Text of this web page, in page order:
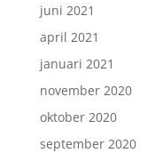
juni 2021
april 2021
januari 2021
november 2020
oktober 2020
september 2020